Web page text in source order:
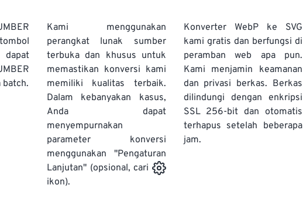
dapat
batch.
Kami menggunakan
perangkat lunak sumber
terbuka dan khusus untuk
memastikan konversi kami
memiliki kualitas terbaik.
Dalam kebanyakan kasus,
Anda dapat
menyempurnakan
parameter konversi
menggunakan "Pengaturan
Lanjutan" (opsional, cari
ikon).
Konverter WebP ke SVG
kami gratis dan berfungsi di
peramban web apa pun.
Kami menjamin keamanan
dan privasi berkas. Berkas
dilindungi dengan enkripsi
SSL 256-bit dan otomatis
terhapus setelah beberapa
jam.